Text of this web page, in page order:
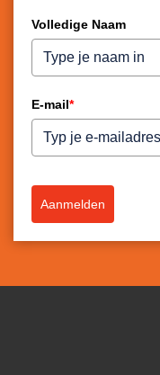
Volledige Naam
E-mail*
Aanmelden